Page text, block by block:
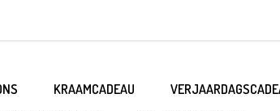
KRAAMCADEAU